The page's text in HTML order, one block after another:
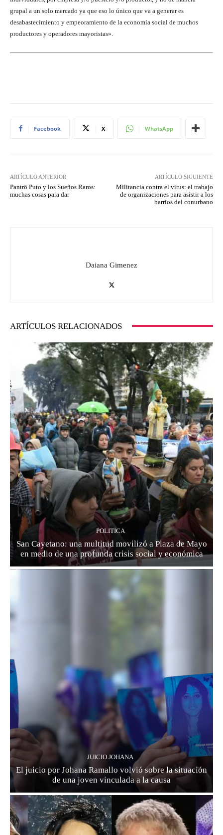
grupal a un solo mercado ya que eso lo único que va a generar es
desabastecimiento y empeoramiento de la economía social de muchos
productores y operadores mayoristas».
Facebook X WhatsApp
ARTÍCULO ANTERIOR
Pantrö Puto y los Sueños Raros:
muchas cosas para dar
ARTÍCULO SIGUIENTE
Militancia contra el virus: el trabajo
de organizaciones para asistir a los
barrios del conurbano
Daiana Gimenez
ARTÍCULOS RELACIONADOS
POLITICA
San Cayetano: una multitud movilizó a Plaza de Mayo
en medio de una profunda crisis social y económica
JUICIO JOHANA
El juicio por Johana Ramallo volvió sobre la situación
de una joven vinculada a la causa